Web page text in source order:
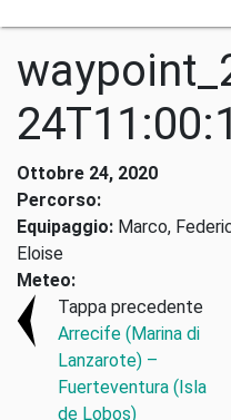
Ottobre 24, 2020
Percorso:
Equipaggio: Marco,
Eloise
Meteo:
Tappa precedente
Arrecife (Marina di
Lanzarote) –
Fuerteventura (Isla
de Lobos)